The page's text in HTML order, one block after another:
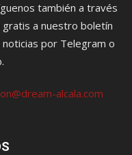
también a través
a nuestro boletín
por Telegram o
alcala.com